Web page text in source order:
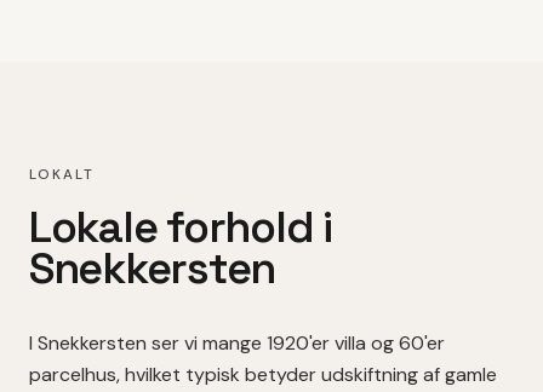
LOKALT
Lokale forhold i
Snekkersten
I Snekkersten ser vi mange 1920'er villa og 60'er
parcelhus, hvilket typisk betyder udskiftning af gamle